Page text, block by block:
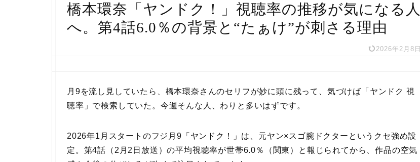
橋本環奈「ヤンドク！」視聴率の推移が気になる人
へ。第4話6.0％の背景と“たぁけ”が刺さる理由
2026年2月8日
月9を流し見していたら、橋本環奈さんのセリフが妙に頭に残って、気づけば「ヤンドク 視
聴率」で検索していた。今週そんな人、わりと多いはずです。
2026年1月スタートのフジ月9「ヤンドク！」は、元ヤン×スゴ腕ドクターというクセ強め設
定。第4話（2月2日放送）の平均視聴率が世帯6.0％（関東）と報じられてから、作品の空気